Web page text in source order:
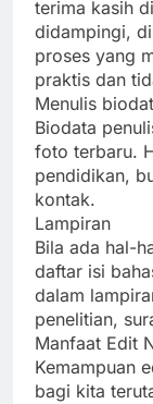
terima kasih
didampingi,
proses yang
praktis dan
Menulis
Biodata
foto terbaru.
pendidikan,
kontak.
Lampiran
Bila ada hal-
daftar isi
dalam
penelitian,
Manfaat Edit
Kemampuan
bagi kita